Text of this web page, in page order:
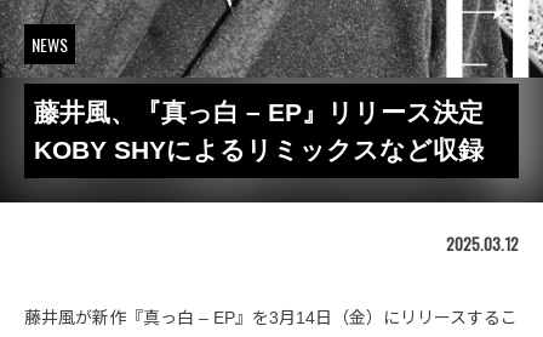
NEWS
藤井風、『真っ白 – EP』リリース決定
KOBY SHYによるリミックスなど収録
2025.03.12
藤井風が新作『真っ白 – EP』を3月14日（金）にリリースするこ